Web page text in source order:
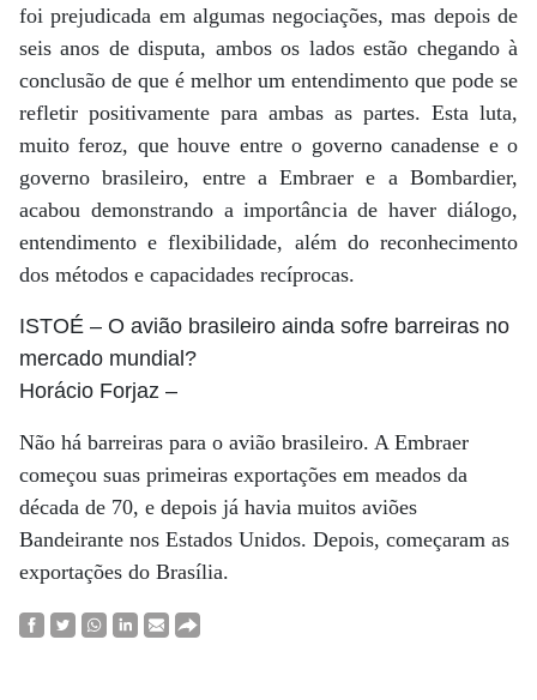
foi prejudicada em algumas negociações, mas depois de
seis anos de disputa, ambos os lados estão chegando à
conclusão de que é melhor um entendimento que pode se
refletir positivamente para ambas as partes. Esta luta,
muito feroz, que houve entre o governo canadense e o
governo brasileiro, entre a Embraer e a Bombardier,
acabou demonstrando a importância de haver diálogo,
entendimento e flexibilidade, além do reconhecimento
dos métodos e capacidades recíprocas.
ISTOÉ – O avião brasileiro ainda sofre barreiras no
mercado mundial?
Horácio Forjaz –
Não há barreiras para o avião brasileiro. A Embraer
começou suas primeiras exportações em meados da
década de 70, e depois já havia muitos aviões
Bandeirante nos Estados Unidos. Depois, começaram as
exportações do Brasília.